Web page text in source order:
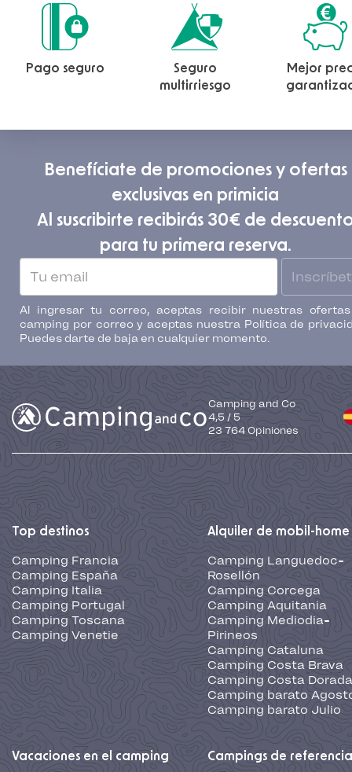
Pago seguro
Seguro
multirriesgo
Mejor
Benefíciate de promociones y ofertas
exclusivas en primicia
Al suscribirte recibirás 30€ de
para tu primera reserva.
Al ingresar tu correo, aceptas recibir nuestras
camping por correo y aceptas nuestra Política de
Puedes darte de baja en cualquier momento.
Camping and Co
4,5 / 5
23 764 Opiniones
Top destinos
Camping Francia
Camping España
Camping Italia
Camping Portugal
Camping Toscana
Camping Venetie
Alquiler de mobil-home
Camping Languedoc-
Rosellón
Camping Corcega
Camping Aquitania
Camping Mediodia-
Pirineos
Camping Cataluna
Camping Costa Brava
Camping Costa Dorada
Camping barato
Camping barato Julio
Vacaciones en el camping Campings de referencia